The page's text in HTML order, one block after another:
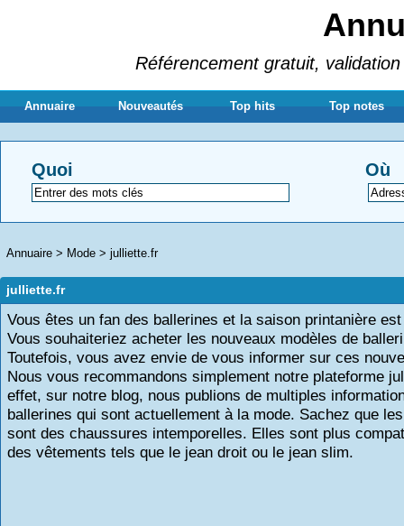
Référencement gratuit,
Annuaire Nouveautés Top hits Top notes
Quoi Où
Annuaire > Mode > julliette.fr
julliette.fr
Vous êtes un fan des ballerines et la saison printanière
Vous souhaiteriez acheter les nouveaux modèles de
Toutefois, vous avez envie de vous informer sur ces
Nous vous recommandons simplement notre plateforme
effet, sur notre blog, nous publions de multiples
ballerines qui sont actuellement à la mode. Sachez que
sont des chaussures intemporelles. Elles sont plus
des vêtements tels que le jean droit ou le jean slim.